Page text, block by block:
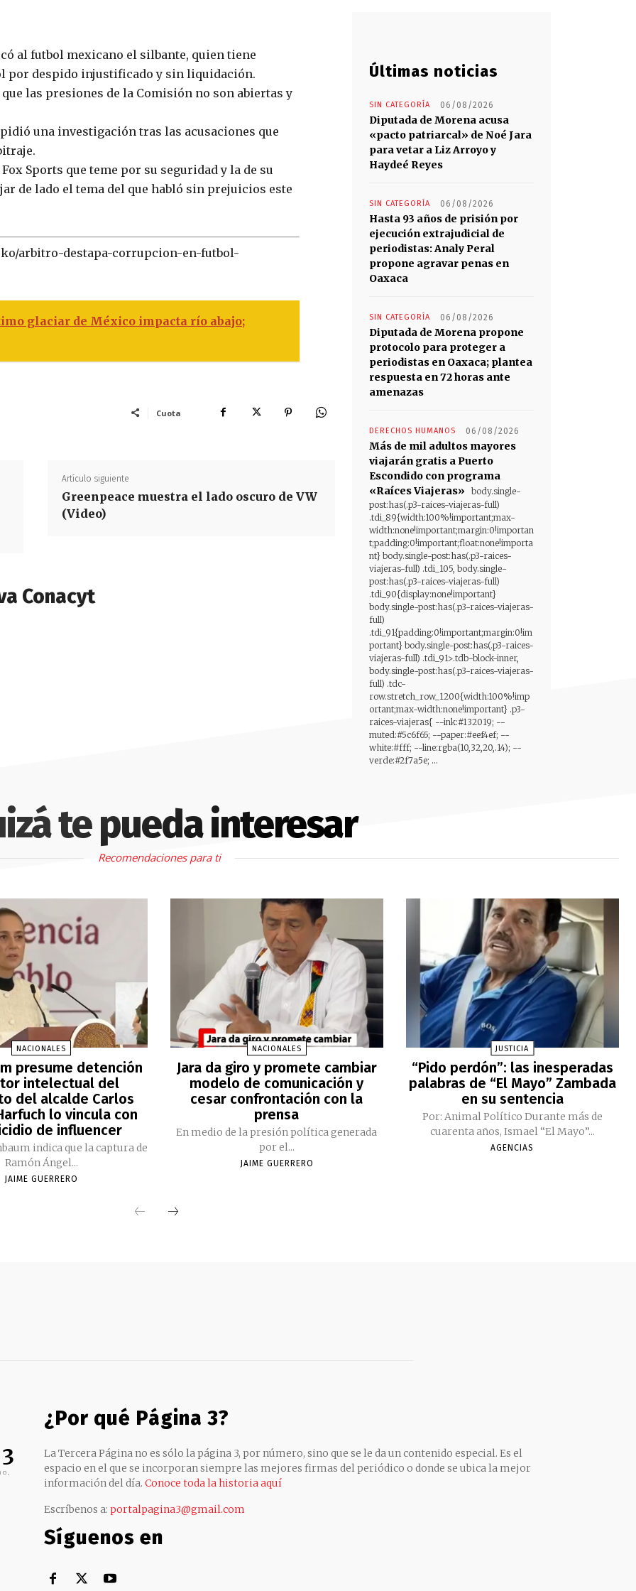
al futbol mexicano el silbante, quien tiene
por despido injustificado y sin liquidación.
las presiones de la Comisión no son abiertas y
una investigación tras las acusaciones que
Sports que teme por su seguridad y la de su
de lado el tema del que habló sin prejuicios este
arbitro-destapa-corrupcion-en-futbol-
glaciar de México impacta río abajo;
Cuota
Artículo siguiente
Greenpeace muestra el lado oscuro de VW
(Video)
Conacyt
Últimas noticias
SIN CATEGORÍA 06/08/2026
Diputada de Morena acusa
«pacto patriarcal» de Noé Jara
para vetar a Liz Arroyo y
Haydeé Reyes
SIN CATEGORÍA 06/08/2026
Hasta 93 años de prisión por
ejecución extrajudicial de
periodistas: Analy Peral
propone agravar penas en
Oaxaca
SIN CATEGORÍA 06/08/2026
Diputada de Morena propone
protocolo para proteger a
periodistas en Oaxaca; plantea
respuesta en 72 horas ante
amenazas
DERECHOS HUMANOS 06/08/2026
Más de mil adultos mayores
viajarán gratis a Puerto
Escondido con programa
«Raíces Viajeras»
body.single-
post:has(.p3-raices-viajeras-full)
.tdi_89{width:100%!important;max-
width:none!important;margin:0!importan
t;padding:0!important;float:none!importa
nt} body.single-post:has(.p3-raices-
viajeras-full) .tdi_105, body.single-
post:has(.p3-raices-viajeras-full)
.tdi_90{display:none!important}
body.single-post:has(.p3-raices-viajeras-
full)
.tdi_91{padding:0!important;margin:0!im
portant} body.single-post:has(.p3-raices-
viajeras-full) .tdi_91>.tdb-block-inner,
body.single-post:has(.p3-raices-viajeras-
full) .tdc-
row.stretch_row_1200{width:100%!imp
ortant;max-width:none!important} .p3-
raices-viajeras{ --ink:#132019; --
muted:#5c6f65; --paper:#eef4ef; --
white:#fff; --line:rgba(10,32,20,.14); --
verde:#2f7a5e; ...
te pueda interesar
Recomendaciones para ti
NACIONALES
presume detención
intelectual del
del alcalde Carlos
lo vincula con
de influencer
indica que la captura de
Ramón Ángel...
JAIME GUERRERO
NACIONALES
Jara da giro y promete cambiar
modelo de comunicación y
cesar confrontación con la
prensa
En medio de la presión política generada
por el...
JAIME GUERRERO
JUSTICIA
“Pido perdón”: las inesperadas
palabras de “El Mayo” Zambada
en su sentencia
Por: Animal Político Durante más de
cuarenta años, Ismael “El Mayo”...
AGENCIAS
¿Por qué Página 3?
La Tercera Página no es sólo la página 3, por número, sino que se le da un contenido especial. Es el
espacio en el que se incorporan siempre las mejores firmas del periódico o donde se ubica la mejor
información del día. Conoce toda la historia aquí
Escríbenos a: portalpagina3@gmail.com
Síguenos en